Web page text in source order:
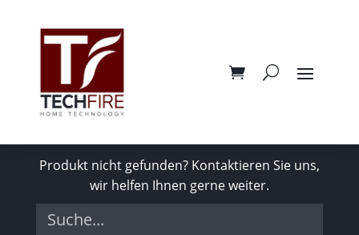
Produkt nicht gefunden? Kontaktieren Sie uns,
wir helfen Ihnen gerne weiter.